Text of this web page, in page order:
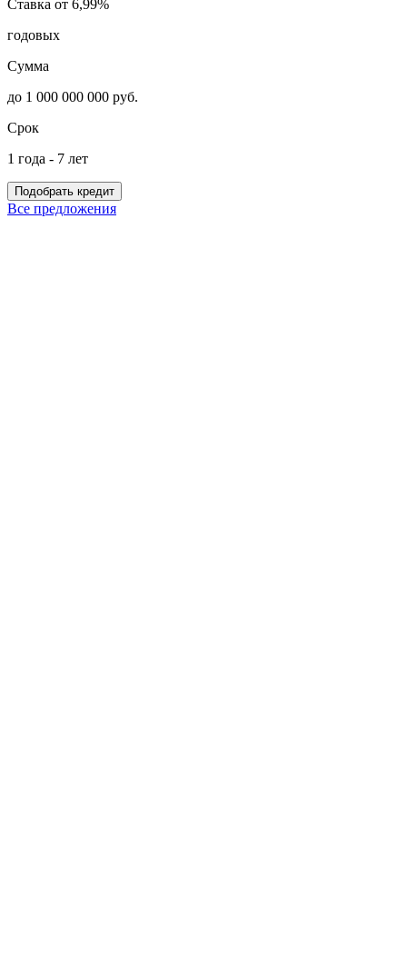
Ставка от 6,99%
годовых
Сумма
до 1 000 000 000 руб.
Срок
1 года - 7 лет
Подобрать кредит
Все предложения